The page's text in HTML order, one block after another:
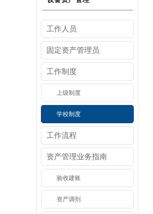
工作人员
固定资产管理员
工作制度
上级制度
学校制度
工作流程
资产管理业务指南
验收建账
资产调剂